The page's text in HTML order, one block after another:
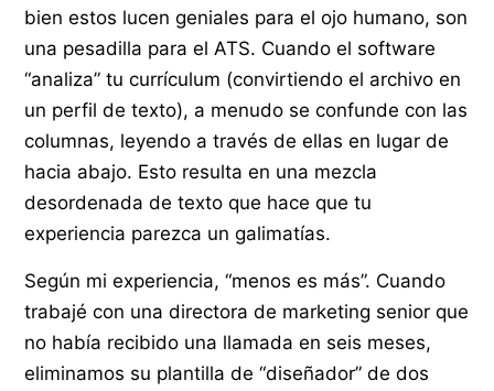
bien estos lucen geniales para el ojo humano, son
una pesadilla para el ATS. Cuando el software
“analiza” tu currículum (convirtiendo el archivo en
un perfil de texto), a menudo se confunde con las
columnas, leyendo a través de ellas en lugar de
hacia abajo. Esto resulta en una mezcla
desordenada de texto que hace que tu
experiencia parezca un galimatías.
Según mi experiencia, “menos es más”. Cuando
trabajé con una directora de marketing senior que
no había recibido una llamada en seis meses,
eliminamos su plantilla de “diseñador” de dos